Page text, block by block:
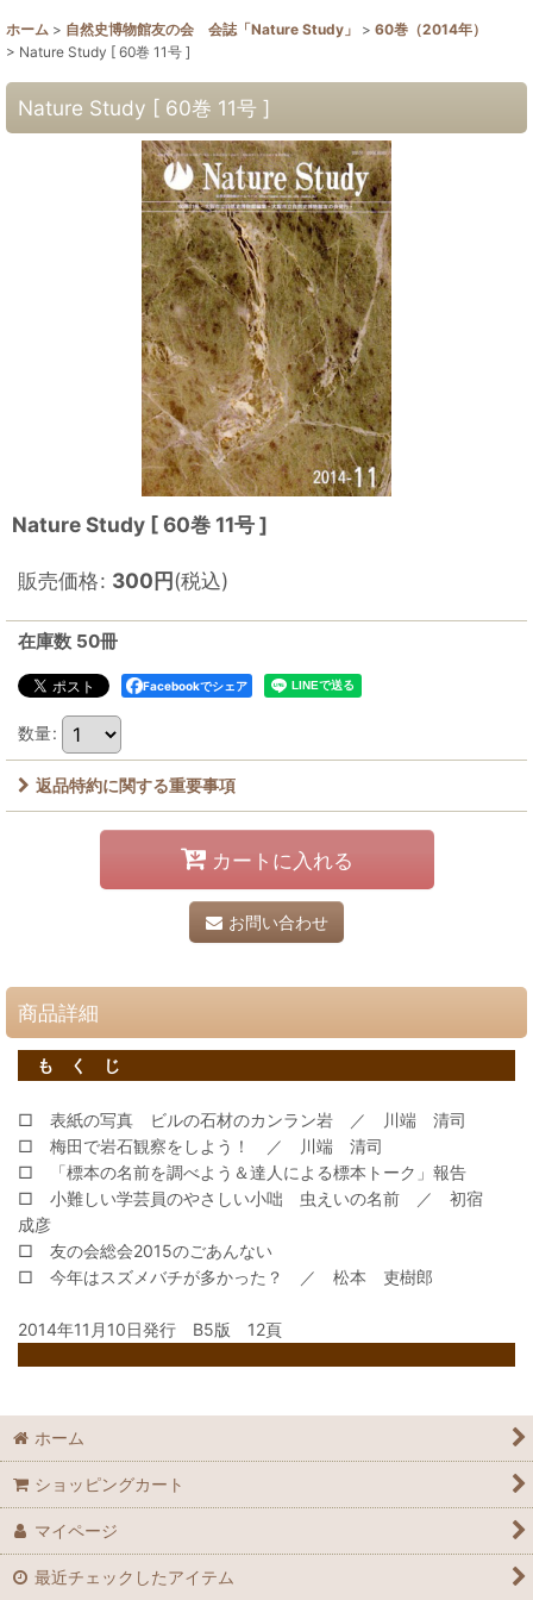
ホーム > 自然史博物館友の会 会誌「Nature Study」 > 60巻（2014年）
> Nature Study [ 60巻 11号 ]
Nature Study [ 60巻 11号 ]
Nature Study [ 60巻 11号 ]
販売価格: 300円(税込)
在庫数 50冊
Facebookでシェア
数量:
返品特約に関する重要事項
カートに入れる
お問い合わせ
商品詳細
も く じ
□ 表紙の写真 ビルの石材のカンラン岩 ／ 川端 清司
□ 梅田で岩石観察をしよう！ ／ 川端 清司
□ 「標本の名前を調べよう＆達人による標本トーク」報告
□ 小難しい学芸員のやさしい小咄 虫えいの名前 ／ 初宿
成彦
□ 友の会総会2015のごあんない
□ 今年はスズメバチが多かった？ ／ 松本 吏樹郎
2014年11月10日発行 B5版 12頁
ホーム
ショッピングカート
マイページ
最近チェックしたアイテム